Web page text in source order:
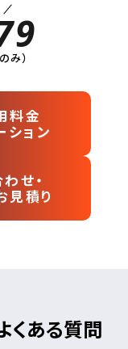
み）
料金
ション
せ・
見積り
くある質問